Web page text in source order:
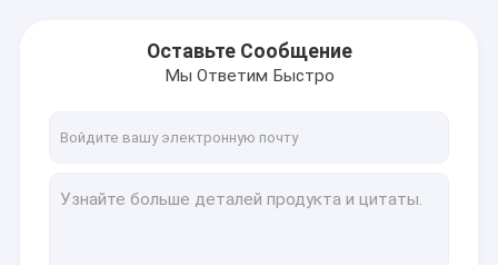
Оставьте Сообщение
Мы Ответим Быстро